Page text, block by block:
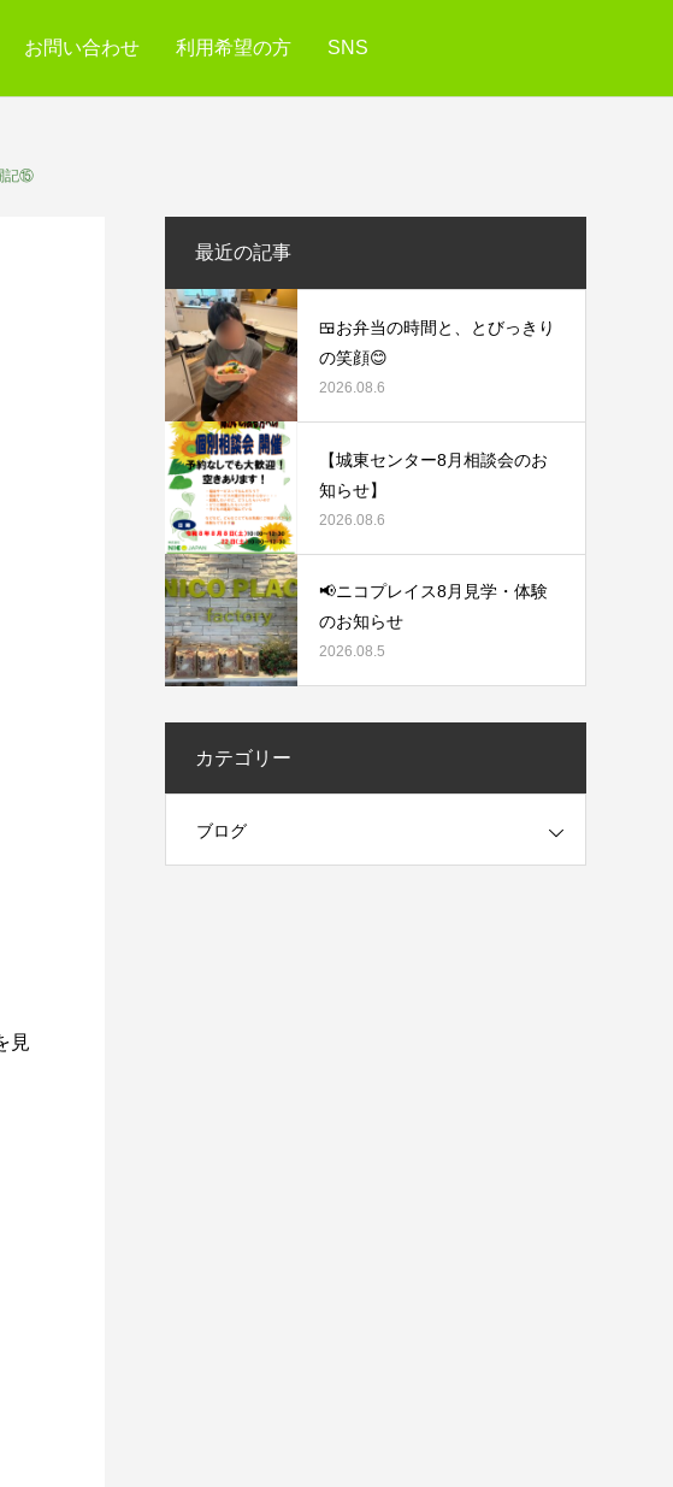
お問い合わせ 利用希望の方 SNS
記⑮
見
最近の記事
🍱お弁当の時間と、とびっきり
の笑顔😊
2026.08.6
【城東センター8月相談会のお
知らせ】
2026.08.6
📢ニコプレイス8月見学・体験
のお知らせ
2026.08.5
カテゴリー
ブログ